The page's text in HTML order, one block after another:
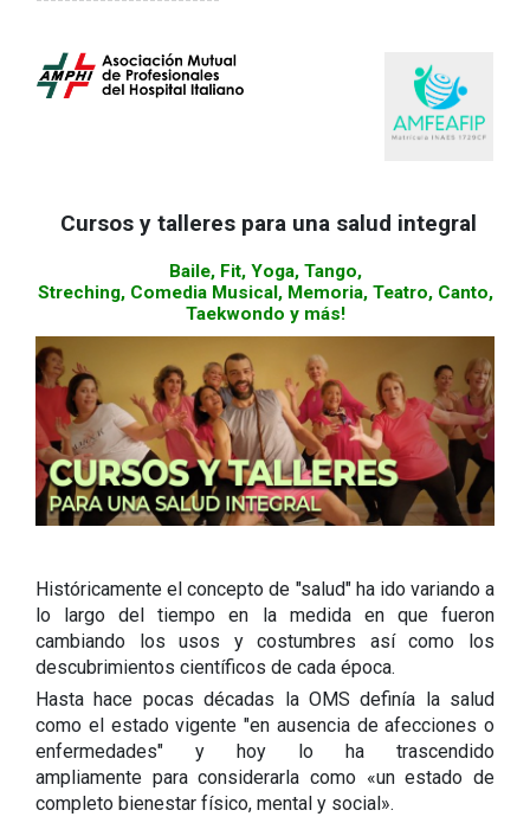
Cursos y talleres para una salud integral
Baile, Fit, Yoga, Tango,
Streching, Comedia Musical, Memoria, Teatro, Canto,
Taekwondo y más!
Históricamente el concepto de "salud" ha ido variando a
lo largo del tiempo en la medida en que fueron
cambiando los usos y costumbres así como los
descubrimientos científicos de cada época.
Hasta hace pocas décadas la OMS definía la salud
como el estado vigente "en ausencia de afecciones o
enfermedades" y hoy lo ha trascendido
ampliamente para considerarla como «un estado de
completo bienestar físico, mental y social».